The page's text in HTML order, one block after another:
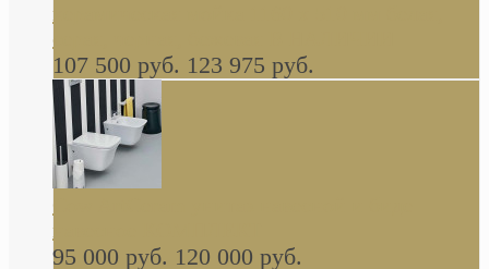
керамическая мойка 1160 x 510 мм белая,
серая, черная, бежевая В НАЛИЧИИ
107 500 руб. 123 975 руб.
навесное КОМПЛЕКТ
95 000 руб. 120 000 руб.